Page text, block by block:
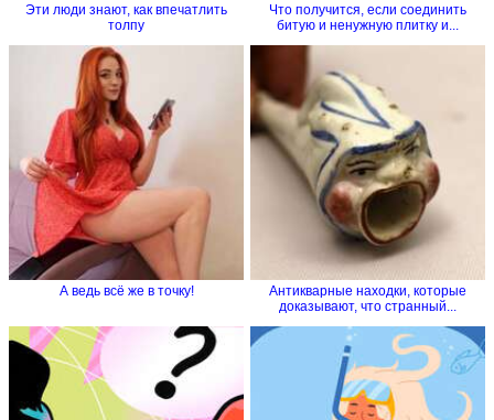
Эти люди знают, как впечатлить
толпу
Что получится, если соединить
битую и ненужную плитку и...
А ведь всё же в точку!
Антикварные находки, которые
доказывают, что странный...